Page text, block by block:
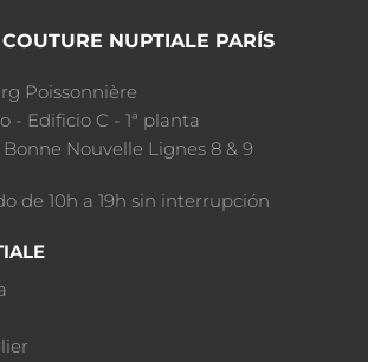
NUPTIALE PARÍS
Poissonnière
- Edificio C - 1ª planta
Nouvelle Lignes 8 & 9
de 10h a 19h sin interrupción